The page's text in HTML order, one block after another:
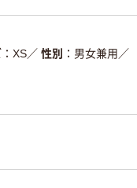
XS／ 性別 男女兼用 ／